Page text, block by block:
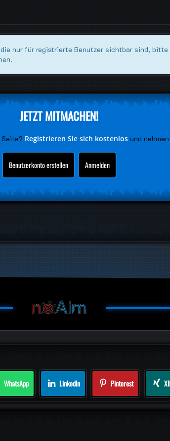
nur für registrierte Benutzer sichtbar sind, bitte
JETZT MITMACHEN!
Registrieren Sie sich kostenlos und
Benutzerkonto erstellen Anmelden
WhatsApp LinkedIn Pinterest